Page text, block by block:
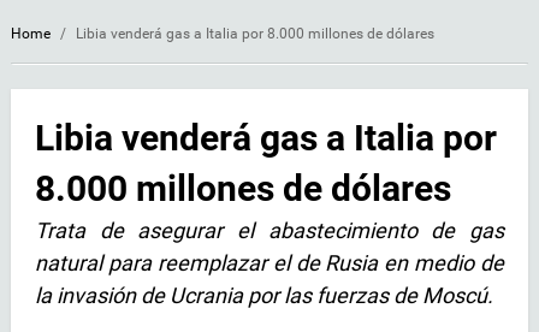
Home / Libia venderá gas a Italia por 8.000 millones de dólares
Libia venderá gas a Italia por
8.000 millones de dólares
Trata de asegurar el abastecimiento de gas
natural para reemplazar el de Rusia en medio de
la invasión de Ucrania por las fuerzas de Moscú.